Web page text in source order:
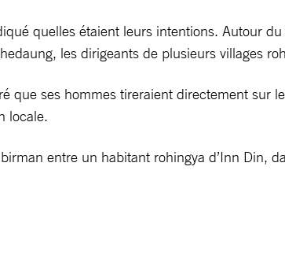
quelles étaient leurs intentions. Autour
les dirigeants de plusieurs villages
que ses hommes tireraient directement sur
locale.
entre un habitant rohingya d’Inn Din,